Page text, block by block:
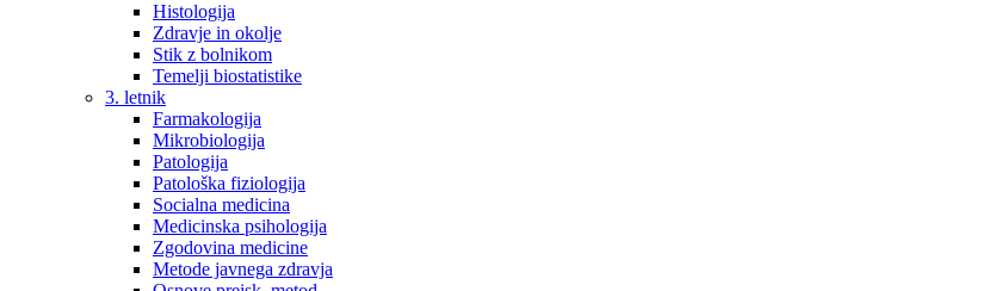
Histologija
Zdravje in okolje
Stik z bolnikom
Temelji biostatistike
3. letnik
Farmakologija
Mikrobiologija
Patologija
Patološka fiziologija
Socialna medicina
Medicinska psihologija
Zgodovina medicine
Metode javnega zdravja